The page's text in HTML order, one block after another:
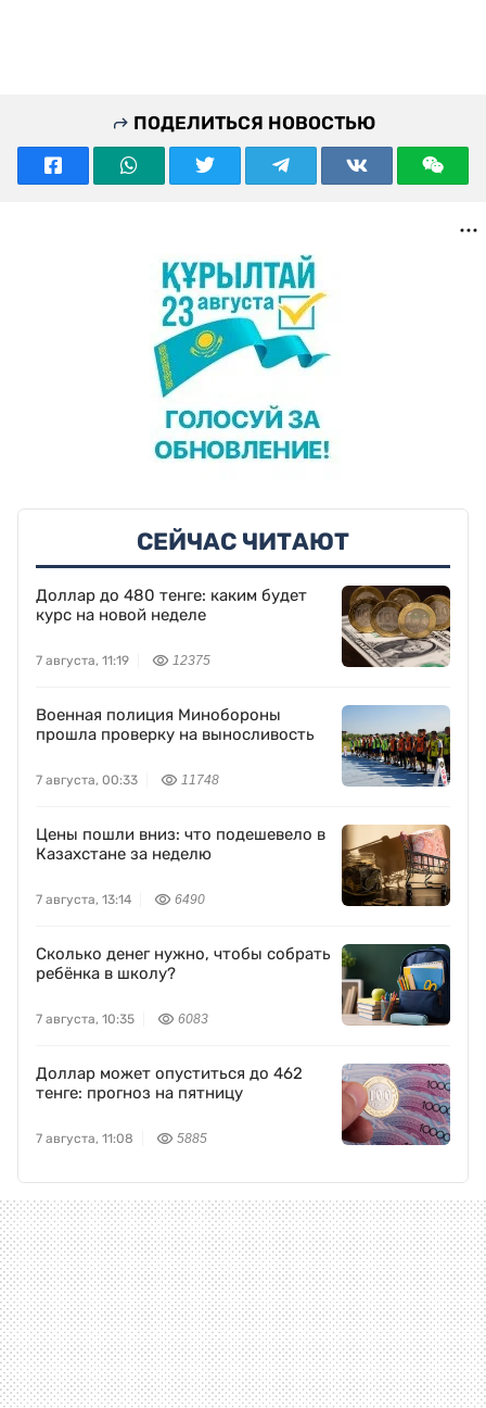
ПОДЕЛИТЬСЯ НОВОСТЬЮ
СЕЙЧАС ЧИТАЮТ
Доллар до 480 тенге: каким будет
курс на новой неделе
7 августа, 11:19 12375
Военная полиция Минобороны
прошла проверку на выносливость
7 августа, 00:33 11748
Цены пошли вниз: что подешевело в
Казахстане за неделю
7 августа, 13:14 6490
Сколько денег нужно, чтобы собрать
ребёнка в школу?
7 августа, 10:35 6083
Доллар может опуститься до 462
тенге: прогноз на пятницу
7 августа, 11:08 5885